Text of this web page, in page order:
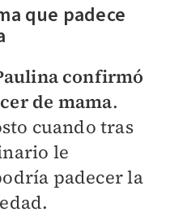
que padece
confirmó
de mama.
cuando tras
le
padecer la